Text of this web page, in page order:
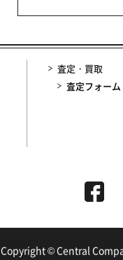
査定・買取
査定フォーム
Copyright © Central